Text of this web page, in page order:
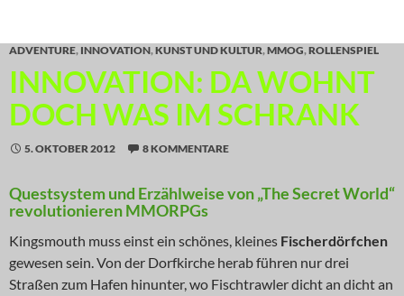
ADVENTURE, INNOVATION,KUNST UND KULTUR,MMOG,ROLLENSPIEL
INNOVATION: DA WOHNT
DOCH WAS IM SCHRANK
5. OKTOBER 2012 8 KOMMENTARE
Questsystem und Erzählweise von „The Secret World“
revolutionieren MMORPGs
Kingsmouth muss einst ein schönes, kleines Fischerdörfchen
gewesen sein. Von der Dorfkirche herab führen nur drei
Straßen zum Hafen hinunter, wo Fischtrawler dicht an dicht an